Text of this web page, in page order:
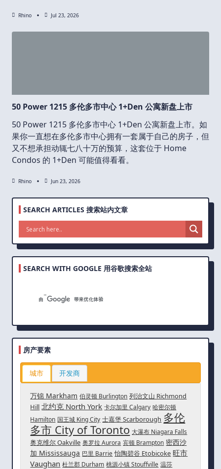
Rhino Jul 23, 2026
50 Power 1215 多伦多市中心 1+Den 公寓新盘上市
50 Power 1215 多伦多市中心 1+Den 公寓新盘上市。如
果你一直想在多伦多市中心拥有一套属于自己的房子，但
又不想承担动辄七八十万的预算，这套位于 Home
Condos 的 1+Den 可能值得看看。
Rhino Jun 23, 2026
SEARCH ARTICLES 搜索站内文章
SEARCH WITH GOOGLE 用谷歌搜索全站
房产要素
城市 开发商
万锦 Markham 伯灵顿 Burlington 列治文山 Richmond
Hill 北约克 North York 卡尔加里 Calgary 哈密尔顿
Hamilton 国王城 King City 士嘉堡 Scarborough 多伦
多市 City of Toronto 大瀑布 Niagara Falls
奥克维尔 Oakville 奥罗拉 Aurora 宾顿 Brampton 密西沙
加 Mississauga 巴里 Barrie 怡陶碧谷 Etobicoke 旺市
Vaughan 杜兰郡 Durham 桃源小镇 Stouffville 温莎